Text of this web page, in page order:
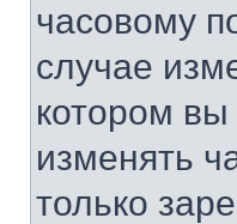
часовому
случае
котором вы
изменять
только